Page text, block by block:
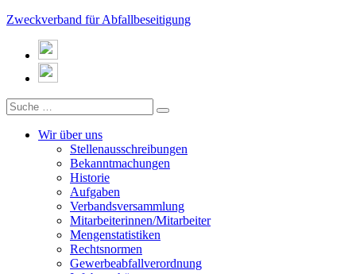
Zweckverband für Abfallbeseitigung
Wir über uns
Stellenausschreibungen
Bekanntmachungen
Historie
Aufgaben
Verbandsversammlung
Mitarbeiterinnen/Mitarbeiter
Mengenstatistiken
Rechtsnormen
Gewerbeabfallverordnung